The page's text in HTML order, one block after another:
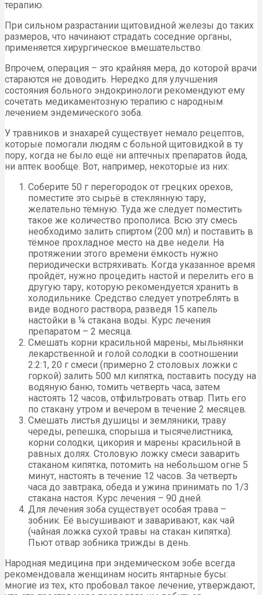
терапию.
При сильном разрастании щитовидной железы до таких
размеров, что начинают страдать соседние органы,
применяется хирургическое вмешательство.
Впрочем, операция – это крайняя мера, до которой врачи
стараются не доводить. Нередко для улучшения
состояния больного эндокринологи рекомендуют ему
сочетать медикаментозную терапию с народным
лечением эндемического зоба.
У травников и знахарей существует немало рецептов,
которые помогали людям с больной щитовидкой в ту
пору, когда не было ещё ни аптечных препаратов йода,
ни аптек вообще. Вот, например, некоторые из них:
Соберите 50 г перегородок от грецких орехов,
поместите это сырьё в стеклянную тару,
желательно тёмную. Туда же следует поместить
такое же количество прополиса. Всю эту смесь
необходимо залить спиртом (200 мл) и поставить в
тёмное прохладное место на две недели. На
протяжении этого времени ёмкость нужно
периодически встряхивать. Когда указанное время
пройдёт, нужно процедить настой и перелить его в
другую тару, которую рекомендуется хранить в
холодильнике. Средство следует употреблять в
виде водного раствора, разведя 15 капель
настойки в ¼ стакана воды. Курс лечения
препаратом – 2 месяца.
Смешать корни красильной марены, мыльнянки
лекарственной и голой солодки в соотношении
2:2:1, 20 г смеси (примерно 2 столовых ложки с
горкой) залить 500 мл кипятка, поставить посуду на
водяную баню, томить четверть часа, затем
настоять 12 часов, отфильтровать отвар. Пить его
по стакану утром и вечером в течение 2 месяцев.
Смешать листья душицы и земляники, траву
череды, репешка, спорыша и тысячелистника,
корни солодки, цикория и марены красильной в
равных долях. Столовую ложку смеси заварить
стаканом кипятка, потомить на небольшом огне 5
минут, настоять в течение 12 часов. За четверть
часа до завтрака, обеда и ужина принимать по 1/3
стакана настоя. Курс лечения – 90 дней.
Для лечения зоба существует особая трава –
зобник. Её высушивают и заваривают, как чай
(чайная ложка сухой травы на стакан кипятка).
Пьют отвар зобника трижды в день.
Народная медицина при эндемическом зобе всегда
рекомендовала женщинам носить янтарные бусы:
многие из тех, кто пробовал такое лечение, утверждают,